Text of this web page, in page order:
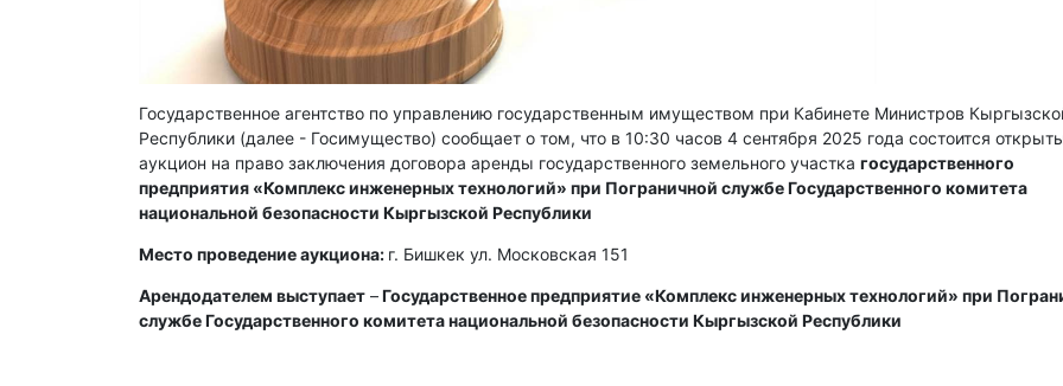
Государственное агентство по управлению государственным имуществом при Кабинете Министров
Республики (далее - Госимущество) сообщает о том, что в 10:30 часов 4 сентября 2025 года состоится
аукцион на право заключения договора аренды государственного земельного участка государственного
предприятия «Комплекс инженерных технологий» при Пограничной службе Государственного комитета
национальной безопасности Кыргызской Республики
Место проведение аукциона: г. Бишкек ул. Московская 151
Арендодателем выступает –Государственное предприятие «Комплекс инженерных технологий» при
службе Государственного комитета национальной безопасности Кыргызской Республики